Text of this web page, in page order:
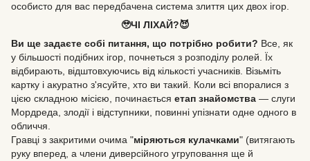
особисто для вас передбачена система злиття цих двох ігор.
🥹ЧІ ЛІХАЙ?😈
Ви ще задаєте собі питання, що потрібно робити? Все, як
у більшості подібних ігор, почнеться з розподілу ролей. Їх
відбирають, відштовхуючись від кількості учасників. Візьміть
картку і акуратно з'ясуйте, хто ви такий. Коли всі впоралися з
цією складною місією, починається етап знайомства — слуги
Мордреда, злодії і відступники, повинні упізнати одне одного в
обличчя.
Гравці з закритими очима "міряються кулачками" (витягають
руку вперед, а члени диверсійного угруповання ще й